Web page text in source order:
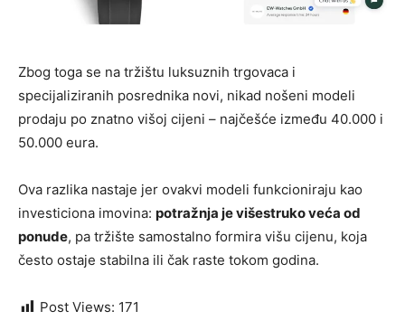
Zbog toga se na tržištu luksuznih trgovaca i
specijaliziranih posrednika novi, nikad nošeni modeli
prodaju po znatno višoj cijeni – najčešće između 40.000 i
50.000 eura.
Ova razlika nastaje jer ovakvi modeli funkcioniraju kao
investiciona imovina: potražnja je višestruko veća od
ponude, pa tržište samostalno formira višu cijenu, koja
često ostaje stabilna ili čak raste tokom godina.
Post Views: 171